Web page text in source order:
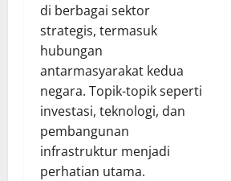
di berbagai sektor
strategis, termasuk
hubungan
antarmasyarakat kedua
negara. Topik-topik seperti
investasi, teknologi, dan
pembangunan
infrastruktur menjadi
perhatian utama.